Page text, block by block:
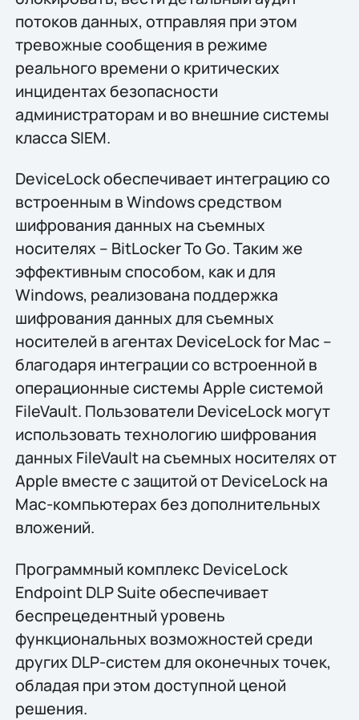
потоков данных, отправляя при этом
тревожные сообщения в режиме
реального времени о критических
инцидентах безопасности
администраторам и во внешние системы
класса SIEM.
DeviceLock обеспечивает интеграцию со
встроенным в Windows средством
шифрования данных на съемных
носителях – BitLocker To Go. Таким же
эффективным способом, как и для
Windows, реализована поддержка
шифрования данных для съемных
носителей в агентах DeviceLock for Mac –
благодаря интеграции со встроенной в
операционные системы Apple системой
FileVault. Пользователи DeviceLock могут
использовать технологию шифрования
данных FileVault на съемных носителях от
Apple вместе с защитой от DeviceLock на
Mac-компьютерах без дополнительных
вложений.
Программный комплекс DeviceLock
Endpoint DLP Suite обеспечивает
беспрецедентный уровень
функциональных возможностей среди
других DLP-систем для оконечных точек,
обладая при этом доступной ценой
решения.